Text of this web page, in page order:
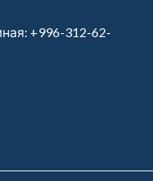
+996-312-62-